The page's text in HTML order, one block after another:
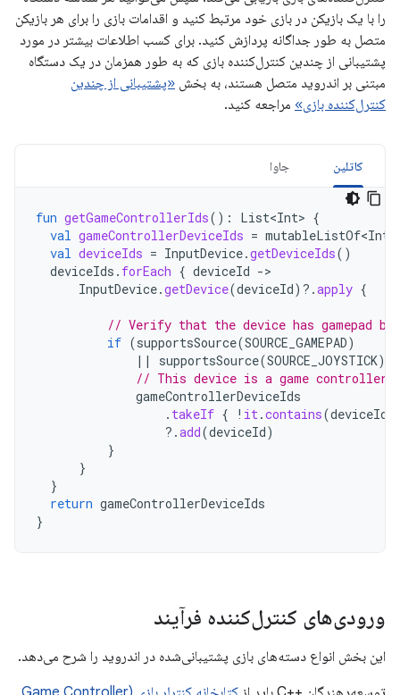
را با یک بازیکن در بازی خود مرتبط کنید و اقدامات بازی را برای هر بازیکن
متصل به طور جداگانه پردازش کنید. برای کسب اطلاعات بیشتر در مورد
پشتیبانی از چندین کنترل‌کننده بازی که به طور همزمان در یک دستگاه
مبتنی بر اندروید متصل هستند، به بخش «پشتیبانی از چندین
کنترل‌کننده بازی» مراجعه کنید.
کاتلین جاوا
fun getGameControllerIds(): List<Int> {
val gameControllerDeviceIds = mutableListOf<Int>
val deviceIds = InputDevice.getDeviceIds()
deviceIds . forEach { deviceId -
InputDevice.getDevice(deviceId) ?.apply {
// Verify that the device has gamepad
if (supportsSource(SOURCE_GAMEPAD)
||
supportsSource(SOURCE_JOYSTICK))
// This device is a game
gameControllerDeviceIds
. takeIf { ! it.contains(deviceId
?.add(deviceId)
}
}
}
return gameControllerDeviceIds
}
ورودی‌های کنترل‌کننده فرآیند
این بخش انواع دسته‌های بازی پشتیبانی‌شده در اندروید را شرح می‌دهد.